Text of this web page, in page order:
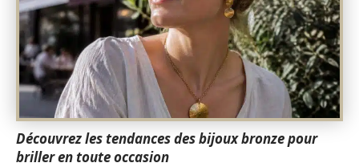
Découvrez les tendances des bijoux bronze pour
briller en toute occasion